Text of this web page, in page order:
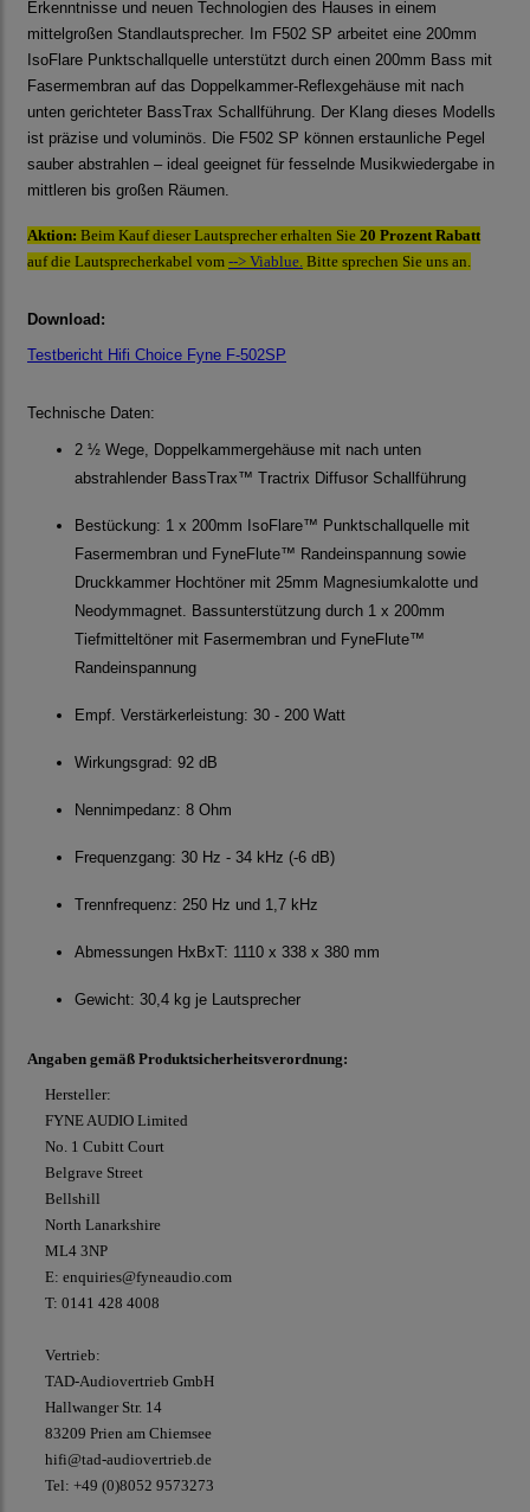
Erkenntnisse und neuen Technologien des Hauses in einem
mittelgroßen Standlautsprecher. Im F502 SP arbeitet eine 200mm
IsoFlare Punktschallquelle unterstützt durch einen 200mm Bass mit
Fasermembran auf das Doppelkammer-Reflexgehäuse mit nach
unten gerichteter BassTrax Schallführung. Der Klang dieses Modells
ist präzise und voluminös. Die F502 SP können erstaunliche Pegel
sauber abstrahlen – ideal geeignet für fesselnde Musikwiedergabe in
mittleren bis großen Räumen.
Aktion: Beim Kauf dieser Lautsprecher erhalten Sie 20 Prozent Rabatt
auf die Lautsprecherkabel vom --> Viablue. Bitte sprechen Sie uns an.
Download:
Testbericht Hifi Choice Fyne F-502SP
Technische Daten:
2 ½ Wege, Doppelkammergehäuse mit nach unten
abstrahlender BassTrax™ Tractrix Diffusor Schallführung
Bestückung: 1 x 200mm IsoFlare™ Punktschallquelle mit
Fasermembran und FyneFlute™ Randeinspannung sowie
Druckkammer Hochtöner mit 25mm Magnesiumkalotte und
Neodymmagnet. Bassunterstützung durch 1 x 200mm
Tiefmitteltöner mit Fasermembran und FyneFlute™
Randeinspannung
Empf. Verstärkerleistung: 30 - 200 Watt
Wirkungsgrad: 92 dB
Nennimpedanz: 8 Ohm
Frequenzgang: 30 Hz - 34 kHz (-6 dB)
Trennfrequenz: 250 Hz und 1,7 kHz
Abmessungen HxBxT: 1110 x 338 x 380 mm
Gewicht: 30,4 kg je Lautsprecher
Angaben gemäß Produktsicherheitsverordnung:
Hersteller:
FYNE AUDIO Limited
No. 1 Cubitt Court
Belgrave Street
Bellshill
North Lanarkshire
ML4 3NP
E: enquiries@fyneaudio.com
T: 0141 428 4008
Vertrieb:
TAD-Audiovertrieb GmbH
Hallwanger Str. 14
83209 Prien am Chiemsee
hifi@tad-audiovertrieb.de
Tel: +49 (0)8052 9573273